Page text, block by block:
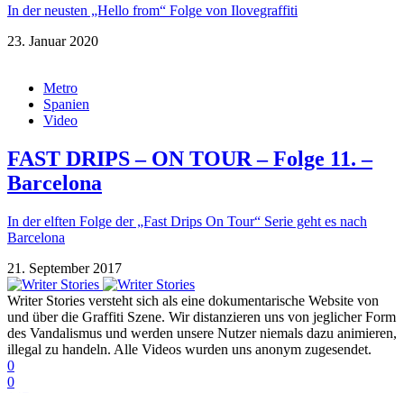
In der neusten „Hello from“ Folge von Ilovegraffiti
23. Januar 2020
Metro
Spanien
Video
FAST DRIPS – ON TOUR – Folge 11. –
Barcelona
In der elften Folge der „Fast Drips On Tour“ Serie geht es nach
Barcelona
21. September 2017
Writer Stories versteht sich als eine dokumentarische Website von
und über die Graffiti Szene. Wir distanzieren uns von jeglicher Form
des Vandalismus und werden unsere Nutzer niemals dazu animieren,
illegal zu handeln. Alle Videos wurden uns anonym zugesendet.
0
0